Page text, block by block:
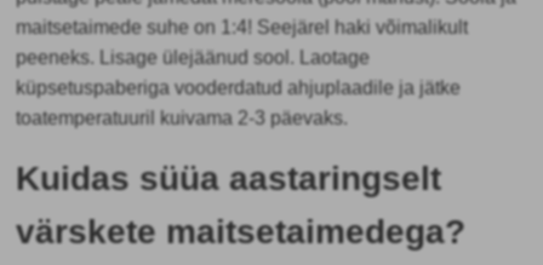
maitsetaimede suhe on 1:4! Seejärel haki võimalikult
peeneks. Lisage ülejäänud sool. Laotage
küpsetuspaberiga vooderdatud ahjuplaadile ja jätke
toatemperatuuril kuivama 2-3 päevaks.
Kuidas süüa aastaringselt
värskete maitsetaimedega?